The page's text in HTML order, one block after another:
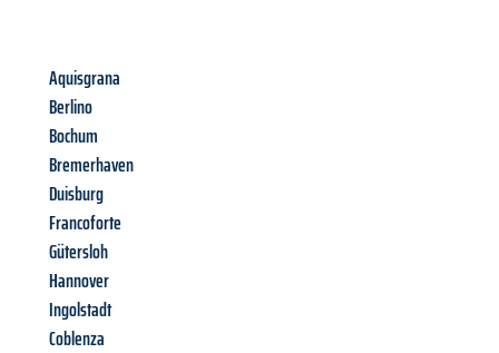
Aquisgrana
Berlino
Bochum
Bremerhaven
Duisburg
Francoforte
Gütersloh
Hannover
Ingolstadt
Coblenza